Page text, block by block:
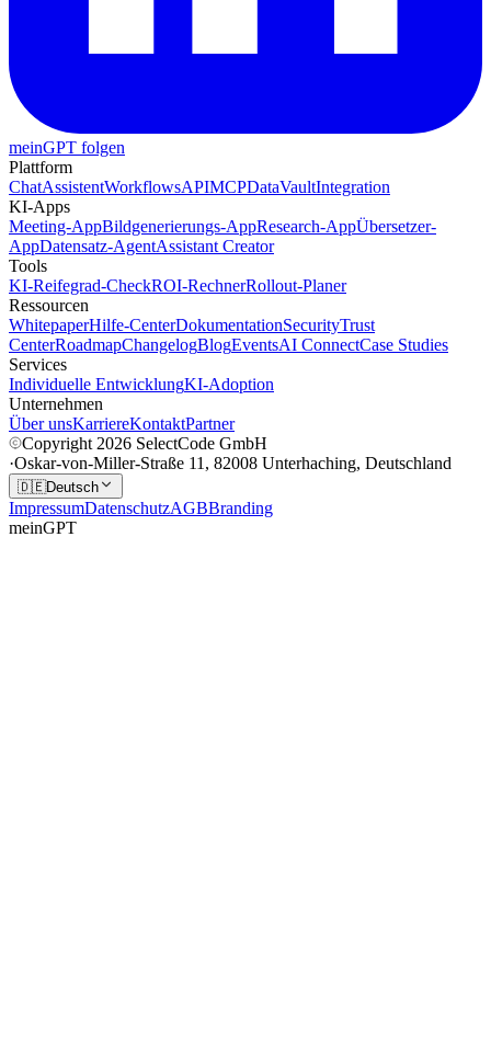
meinGPT folgen
Plattform
ChatAssistentWorkflowsAPIMCPDataVaultIntegration
KI-Apps
Meeting-AppBildgenerierungs-AppResearch-AppÜbersetzer-
AppDatensatz-AgentAssistant Creator
Tools
KI-Reifegrad-CheckROI-RechnerRollout-Planer
Ressourcen
WhitepaperHilfe-CenterDokumentationSecurityTrust
CenterRoadmapChangelogBlogEventsAI ConnectCase Studies
Services
Individuelle EntwicklungKI-Adoption
Unternehmen
Über unsKarriereKontaktPartner
Copyright 2026 SelectCode GmbH
·Oskar-von-Miller-Straße 11, 82008 Unterhaching, Deutschland
🇩🇪Deutsch
ImpressumDatenschutzAGBBranding
meinGPT